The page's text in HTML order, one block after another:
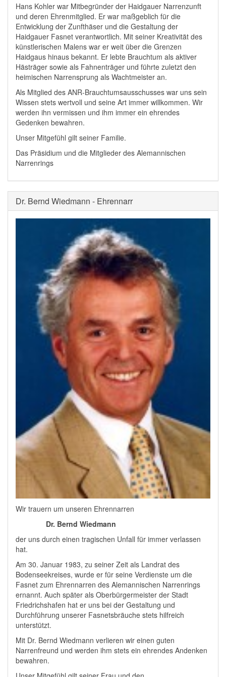
Hans Kohler war Mitbegründer der Haidgauer Narrenzunft
und deren Ehrenmitglied. Er war maßgeblich für die
Entwicklung der Zunfthäser und die Gestaltung der
Haidgauer Fasnet verantwortlich. Mit seiner Kreativität des
künstlerischen Malens war er weit über die Grenzen
Haidgaus hinaus bekannt. Er lebte Brauchtum als aktiver
Hästräger sowie als Fahnenträger und führte zuletzt den
heimischen Narrensprung als Wachtmeister an.
Als Mitglied des ANR-Brauchtumsausschusses war uns sein
Wissen stets wertvoll und seine Art immer willkommen. Wir
werden ihn vermissen und ihm immer ein ehrendes
Gedenken bewahren.
Unser Mitgefühl gilt seiner Familie.
Das Präsidium und die Mitglieder des Alemannischen
Narrenrings
Dr. Bernd Wiedmann - Ehrennarr
Wir trauern um unseren Ehrennarren
Dr. Bernd Wiedmann
der uns durch einen tragischen Unfall für immer verlassen
hat.
Am 30. Januar 1983, zu seiner Zeit als Landrat des
Bodenseekreises, wurde er für seine Verdienste um die
Fasnet zum Ehrennarren des Alemannischen Narrenrings
ernannt. Auch später als Oberbürgermeister der Stadt
Friedrichshafen hat er uns bei der Gestaltung und
Durchführung unserer Fasnetsbräuche stets hilfreich
unterstützt.
Mit Dr. Bernd Wiedmann verlieren wir einen guten
Narrenfreund und werden ihm stets ein ehrendes Andenken
bewahren.